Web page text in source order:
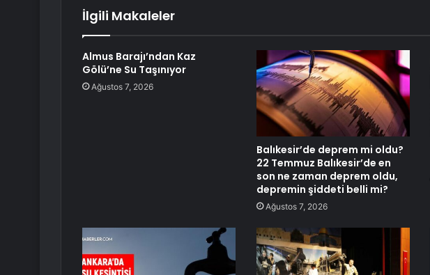
İlgili Makaleler
Almus Barajı’ndan Kaz
Gölü’ne Su Taşınıyor
Ağustos 7, 2026
Balıkesir’de deprem mi oldu?
22 Temmuz Balıkesir’de en
son ne zaman deprem oldu,
depremin şiddeti belli mi?
Ağustos 7, 2026